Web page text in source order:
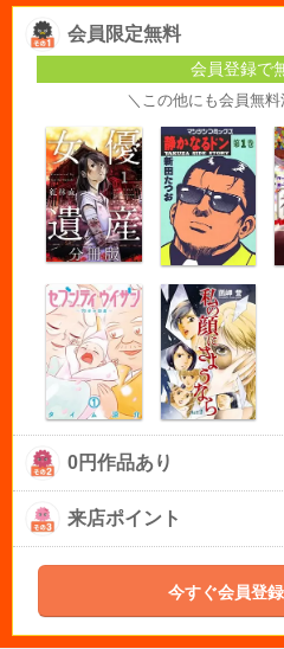
会員限定無料
会員登録で
＼この他にも会員無
0円作品あり
来店ポイント
今すぐ会員登